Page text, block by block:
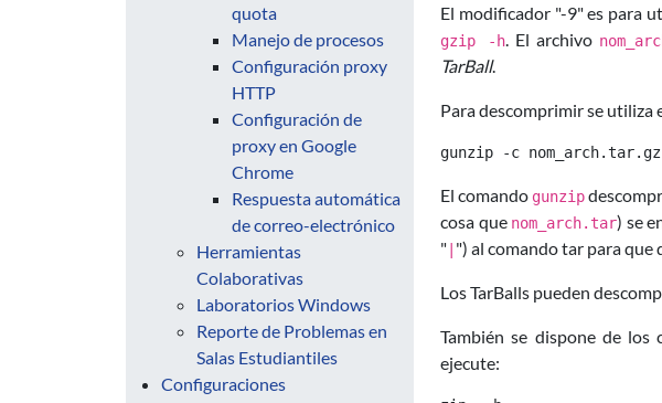
quota
Manejo de procesos
Configuración proxy
HTTP
Configuración de
proxy en Google
Chrome
Respuesta automática
de correo-electrónico
Herramientas
Colaborativas
Laboratorios Windows
Reporte de Problemas en
Salas Estudiantiles
Configuraciones
El modificador "-9" es para
gzip -h. El archivo
TarBall.
Para descomprimir se utiliza
El comando gunzip
cosa que nom_arch.tar) se
" ") al comando tar para
Los TarBalls pueden
También se dispone de los
ejecute: